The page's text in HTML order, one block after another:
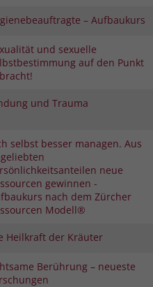
– Aufbaukurs
und sexuelle
auf den Punkt
und Trauma
selbst besser managen. Aus
neue
gewinnen -
nach dem Zürcher
Modell®
Heilkraft der Kräuter
Berührung – neueste